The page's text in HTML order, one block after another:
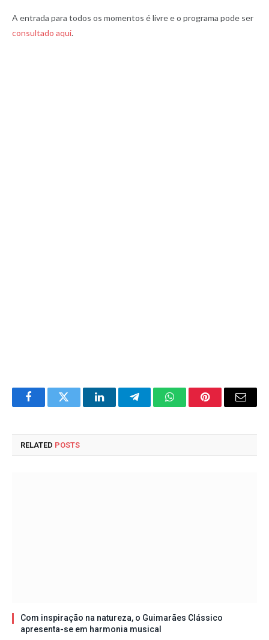
A entrada para todos os momentos é livre e o programa pode ser
consultado aqui.
FacebookTwitter LinkedInTelegramWhatsAppPinterestEmail
RELATED POSTS
Com inspiração na natureza, o Guimarães Clássico
apresenta-se em harmonia musical